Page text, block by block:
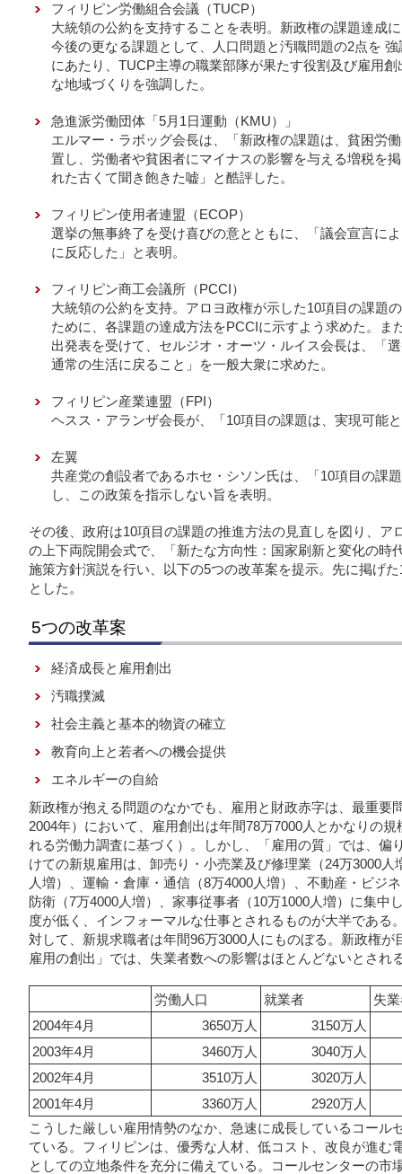
フィリピン労働組合会議（TUCP）
大統領の公約を支持することを表明。新政権の課題達成
今後の更なる課題として、人口問題と汚職問題の2点を
にあたり、TUCP主導の職業部隊が果たす役割及び雇用
な地域づくりを強調した。
急進派労働団体「5月1日運動（KMU）」
エルマー・ラボッグ会長は、「新政権の課題は、貧困労
置し、労働者や貧困者にマイナスの影響を与える増税を
れた古くて聞き飽きた嘘」と酷評した。
フィリピン使用者連盟（ECOP）
選挙の無事終了を受け喜びの意とともに、「議会宣言に
に反応した」と表明。
フィリピン商工会議所（PCCI）
大統領の公約を支持。アロヨ政権が示した10項目の課題
ために、各課題の達成方法をPCCIに示すよう求めた。ま
出発表を受けて、セルジオ・オーツ・ルイス会長は、「
通常の生活に戻ること」を一般大衆に求めた。
フィリピン産業連盟（FPI）
ヘスス・アランザ会長が、「10項目の課題は、実現可能
左翼
共産党の創設者であるホセ・シソン氏は、「10項目の課
し、この政策を指示しない旨を表明。
その後、政府は10項目の課題の推進方法の見直しを図り、ア
の上下両院開会式で、「新たな方向性：国家刷新と変化の時
施策方針演説を行い、以下の5つの改革案を提示。先に掲げ
とした。
5つの改革案
経済成長と雇用創出
汚職撲滅
社会主義と基本的物資の確立
教育向上と若者への機会提供
エネルギーの自給
新政権が抱える問題のなかでも、雇用と財政赤字は、最重要
2004年）において、雇用創出は年間78万7000人とかなりの
れる労働力調査に基づく）。しかし、「雇用の質」では、偏
けての新規雇用は、卸売り・小売業及び修理業（24万3000
人増）、運輸・倉庫・通信（8万4000人増）、不動産・ビジ
防衛（7万4000人増）、家事従事者（10万1000人増）に集中
度が低く、インフォーマルな仕事とされるものが大半である
対して、新規求職者は年間96万3000人にものぼる。新政権
雇用の創出」では、失業者数への影響はほとんどないとされ
労働人口 就業者
失
2004年4月
3650万人
3150万人
2003年4月
3460万人
3040万人
2002年4月
3510万人
3020万人
2001年4月
3360万人
2920万人
こうした厳しい雇用情勢のなか、急速に成長しているコール
ている。フィリピンは、優秀な人材、低コスト、改良が進む
としての立地条件を充分に備えている。コールセンターの市